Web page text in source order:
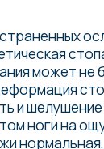
может не
и
ноги на